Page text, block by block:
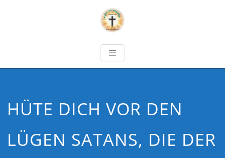
HÜTE DICH VOR DEN
LÜGEN SATANS, DIE DER